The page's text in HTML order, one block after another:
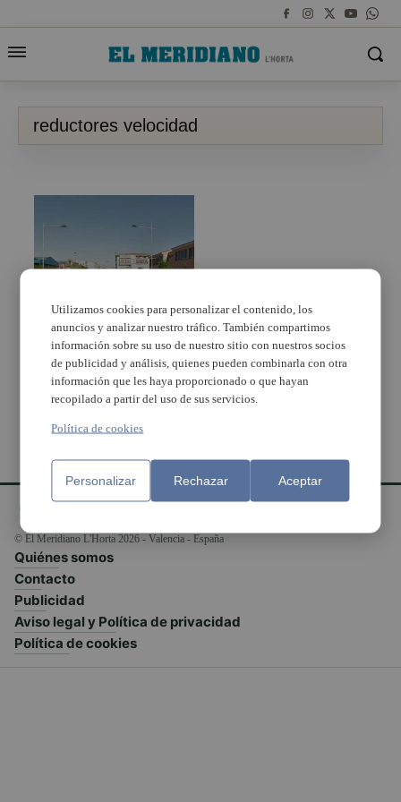
reductores velocidad
Alfafar mejora la
seguridad vial en la
Avenida Camí d’Orba
© El Meridiano L'Horta 2026 - Valencia - España
Quiénes somos
Contacto
Publicidad
Aviso legal y Política de privacidad
Política de cookies
Utilizamos cookies para personalizar el contenido, los
anuncios y analizar nuestro tráfico. También compartimos
información sobre su uso de nuestro sitio con nuestros socios
de publicidad y análisis, quienes pueden combinarla con otra
información que les haya proporcionado o que hayan
recopilado a partir del uso de sus servicios.
Política de cookies
Personalizar Rechazar Aceptar